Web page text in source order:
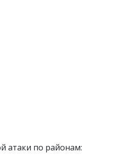
атаки по районам: